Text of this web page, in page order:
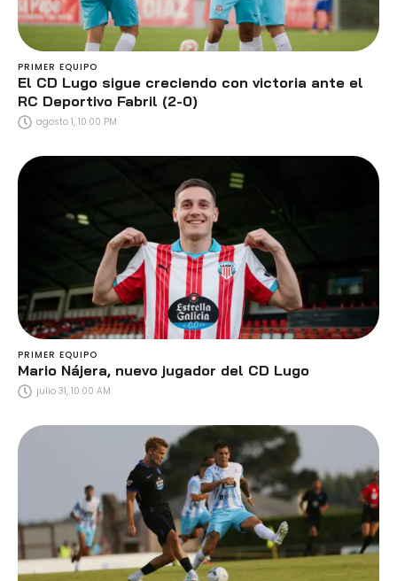
PRIMER EQUIPO
El CD Lugo sigue creciendo con victoria ante el
RC Deportivo Fabril (2-0)
agosto 1, 10:00 PM
PRIMER EQUIPO
Mario Nájera, nuevo jugador del CD Lugo
julio 31, 10:00 AM